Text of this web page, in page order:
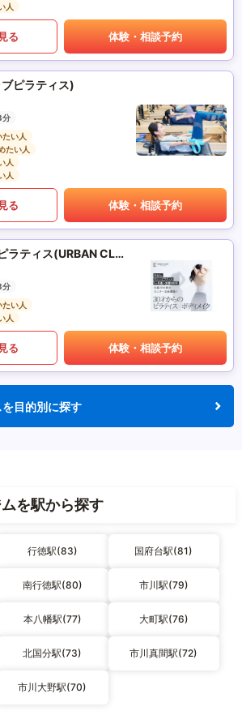
人
る 体験・相談予約
ピラティス)
分
い人
たい人
人
人
る 体験・相談予約
アーバンクラシックピラティス(URBAN CLASSIC PILATES)
分
い人
人
る 体験・相談予約
目的別に探す
を駅から探す
行徳駅(83) 国府台駅(81)
南行徳駅(80) 市川駅(79)
本八幡駅(77) 大町駅(76)
北国分駅(73) 市川真間駅(72)
市川大野駅(70)